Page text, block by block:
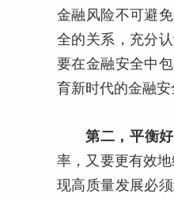
金融风险不可避
全的关系，充分
要在金融安全中
育新时代的金融
第二，平衡
率，又要更有效
现高质量发展必